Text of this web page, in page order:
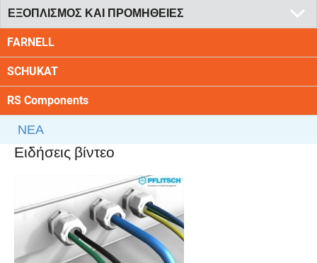
ΕΞΟΠΛΙΣΜΟΣ ΚΑΙ ΠΡΟΜΗΘΕΙΕΣ
FARNELL
SCHUKAT
RS Components
ΝΕΑ
Ειδήσεις βίντεο